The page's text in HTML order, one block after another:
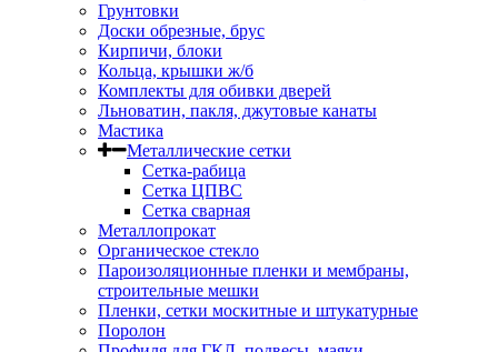
Грунтовки
Доски обрезные, брус
Кирпичи, блоки
Кольца, крышки ж/б
Комплекты для обивки дверей
Льноватин, пакля, джутовые канаты
Мастика
Металлические сетки
Сетка-рабица
Сетка ЦПВС
Сетка сварная
Металлопрокат
Органическое стекло
Пароизоляционные пленки и мембраны,
строительные мешки
Пленки, сетки москитные и штукатурные
Поролон